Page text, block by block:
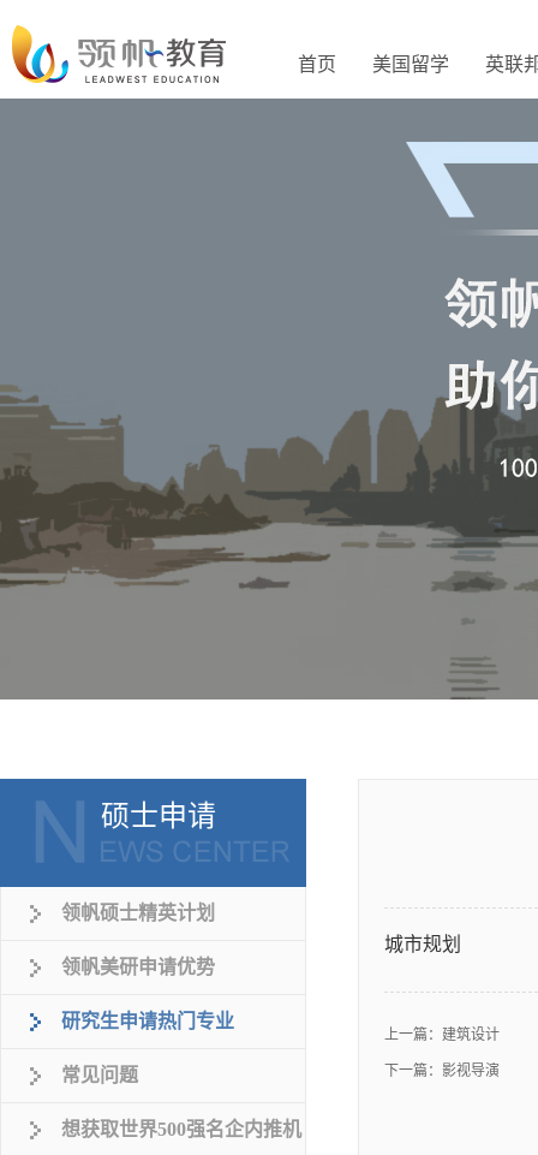
首页 美国留学 英联
硕士申请
领帆硕士精英计划
领帆美研申请优势
研究生申请热门专业
常见问题
想获取世界500强名企内推机
城市规划
上一篇： 建筑设计
下一篇： 影视导演